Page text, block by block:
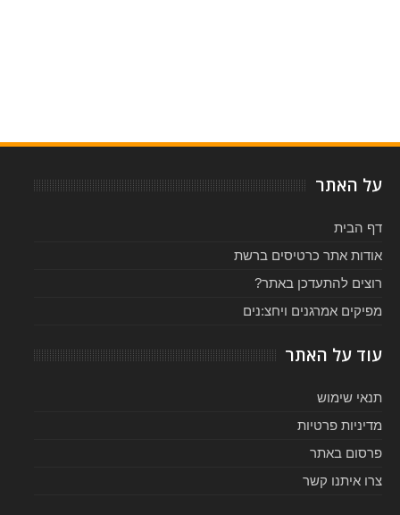
על האתר
דף הבית
אודות אתר כרטיסים ברשת
רוצים להתעדכן באתר?
מפיקים אמרגנים ויחצ:נים
עוד על האתר
תנאי שימוש
מדיניות פרטיות
פרסום באתר
צרו איתנו קשר